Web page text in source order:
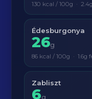
130 kcal / 100g ·
Édesburgonya
26g
86 kcal / 100g ·
Zabliszt
6g